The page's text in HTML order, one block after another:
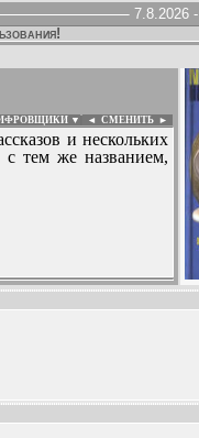
7.8.2026 -
▼ ◄ СМЕНИТЬ ►
и нескольких
тем же названием,
: